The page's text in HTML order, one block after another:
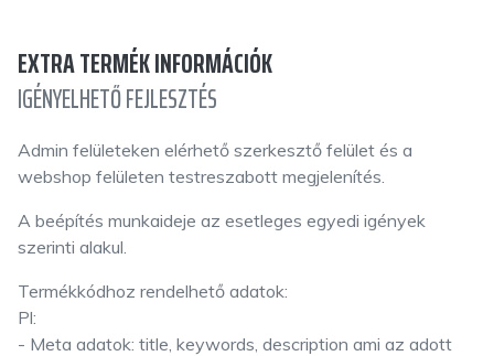
EXTRA TERMÉK INFORMÁCIÓK
IGÉNYELHETŐ FEJLESZTÉS
Admin felületeken elérhető szerkesztő felület és a
webshop felületen testreszabott megjelenítés.
A beépítés munkaideje az esetleges egyedi igények
szerinti alakul.
Termékkódhoz rendelhető adatok:
Pl:
- Meta adatok: title, keywords, description ami az adott